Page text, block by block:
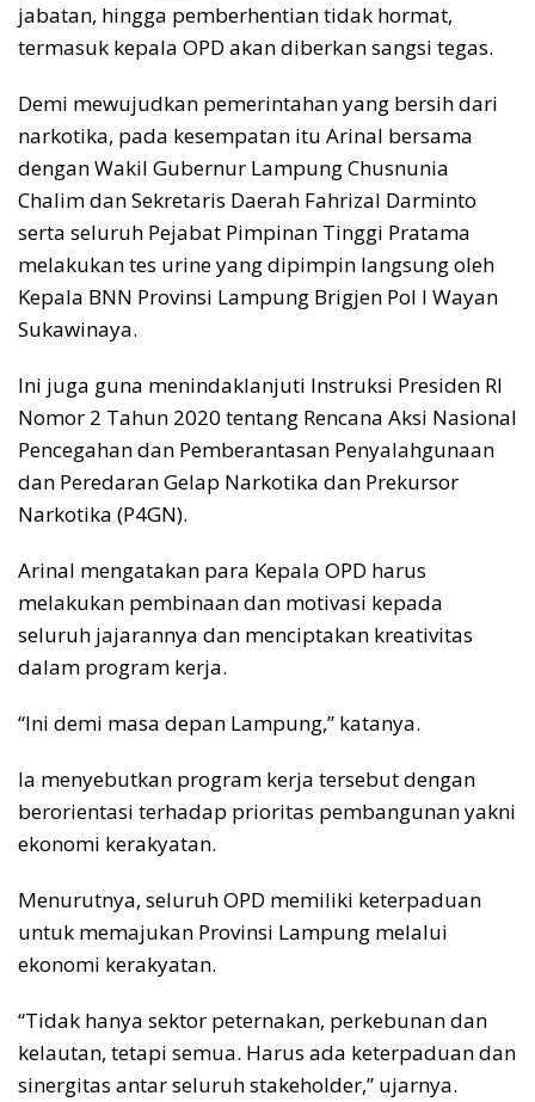
jabatan, hingga pemberhentian tidak hormat,
termasuk kepala OPD akan diberkan sangsi tegas.
Demi mewujudkan pemerintahan yang bersih dari
narkotika, pada kesempatan itu Arinal bersama
dengan Wakil Gubernur Lampung Chusnunia
Chalim dan Sekretaris Daerah Fahrizal Darminto
serta seluruh Pejabat Pimpinan Tinggi Pratama
melakukan tes urine yang dipimpin langsung oleh
Kepala BNN Provinsi Lampung Brigjen Pol I Wayan
Sukawinaya.
Ini juga guna menindaklanjuti Instruksi Presiden RI
Nomor 2 Tahun 2020 tentang Rencana Aksi Nasional
Pencegahan dan Pemberantasan Penyalahgunaan
dan Peredaran Gelap Narkotika dan Prekursor
Narkotika (P4GN).
Arinal mengatakan para Kepala OPD harus
melakukan pembinaan dan motivasi kepada
seluruh jajarannya dan menciptakan kreativitas
dalam program kerja.
“Ini demi masa depan Lampung,” katanya.
Ia menyebutkan program kerja tersebut dengan
berorientasi terhadap prioritas pembangunan yakni
ekonomi kerakyatan.
Menurutnya, seluruh OPD memiliki keterpaduan
untuk memajukan Provinsi Lampung melalui
ekonomi kerakyatan.
“Tidak hanya sektor peternakan, perkebunan dan
kelautan, tetapi semua. Harus ada keterpaduan dan
sinergitas antar seluruh stakeholder,” ujarnya.